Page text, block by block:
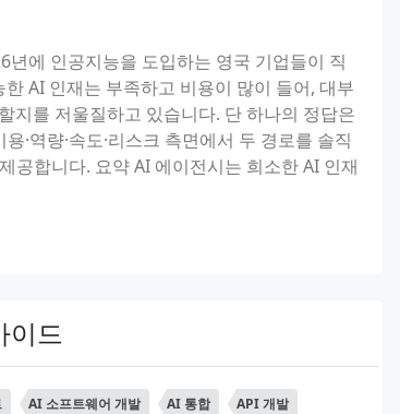
에 인공지능을 도입하는 영국 기업들이 직
AI 인재는 부족하고 비용이 많이 들어, 대부
지를 저울질하고 있습니다. 단 하나의 정답은
·역량·속도·리스크 측면에서 두 경로를 솔직
공합니다. 요약 AI 에이전시는 희소한 AI 인재
이드
AI 소프트웨어 개발 AI 통합 API 개발